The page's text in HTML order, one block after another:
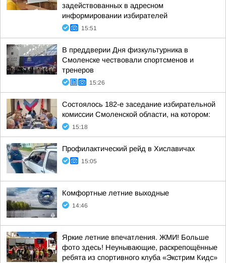
задействованных в адресном
информировании избирателей
15:51
В преддверии Дня физкультурника в
Смоленске чествовали спортсменов и
тренеров
15:26
Состоялось 182-е заседание избирательной
комиссии Смоленской области, на котором:
15:18
Профилактический рейд в Хиславичах
15:05
Комфортные летние выходные
14:46
Яркие летние впечатления. ЖМИ! Больше
фото здесь! Неунывающие, раскрепощённые
ребята из спортивного клуба «Экстрим Кидс»